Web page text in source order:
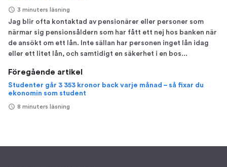
3 minuters läsning
Jag blir ofta kontaktad av pensionärer eller personer som
närmar sig pensionsåldern som har fått ett nej hos banken när
de ansökt om ett lån. Inte sällan har personen inget lån idag
eller ett litet lån, och samtidigt en säkerhet i en bos...
Föregående artikel
Studenter går 3 353 kronor back varje månad – så fixar du
ekonomin som student
8 minuters läsning